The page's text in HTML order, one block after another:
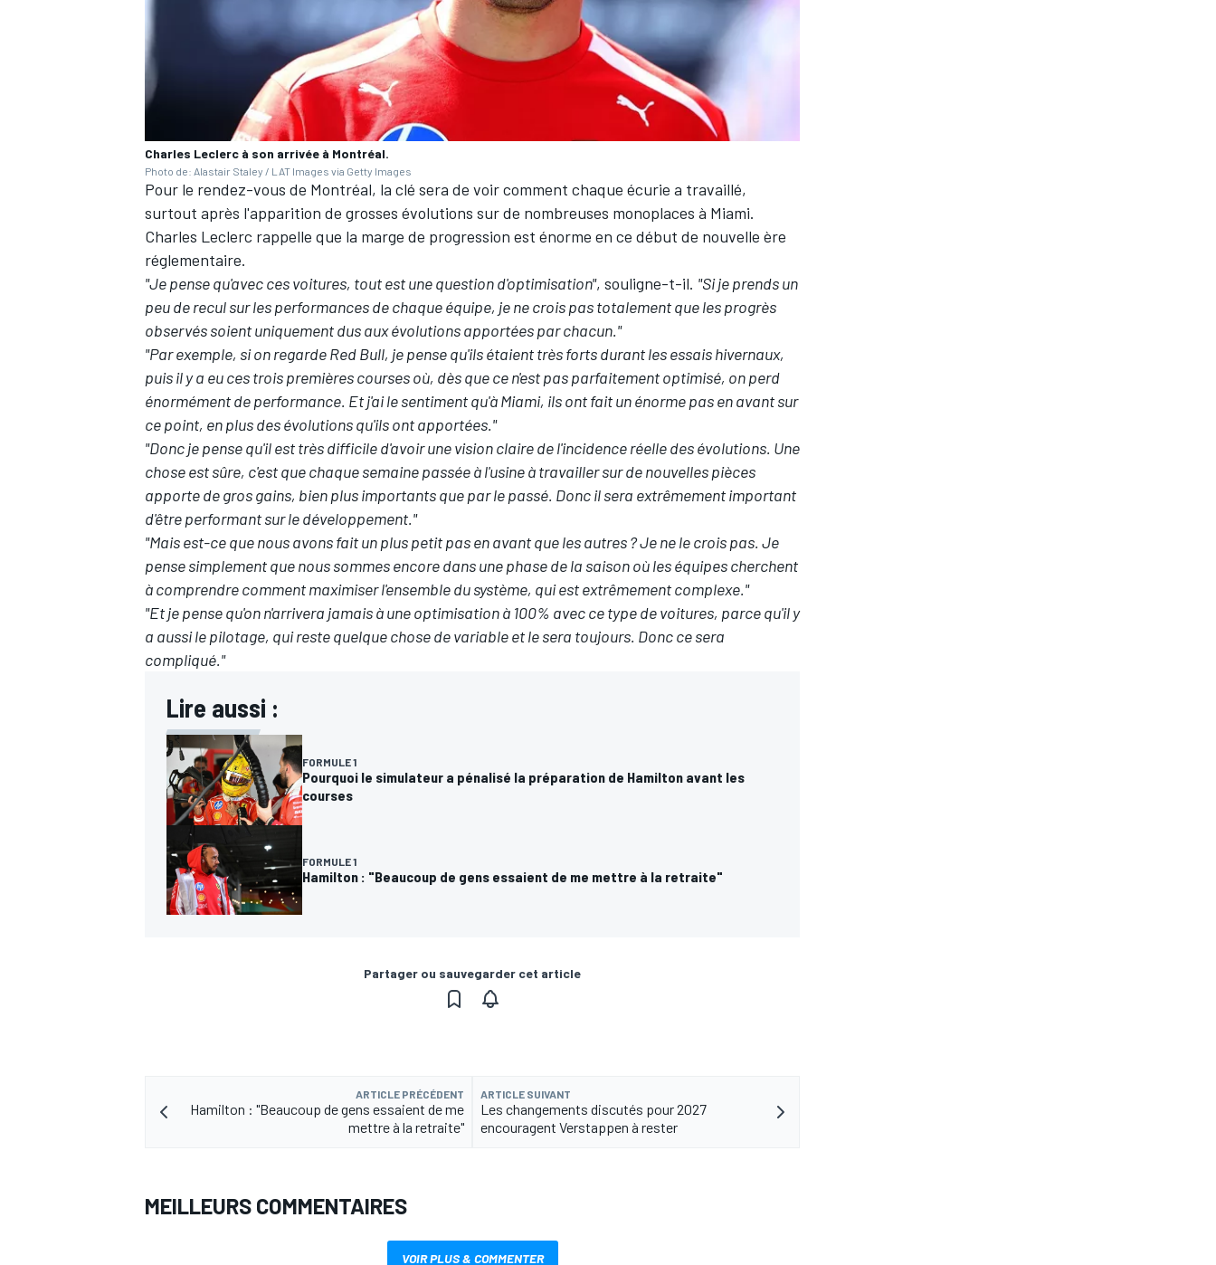
AUTRES CHAMPIONNATS
Charles Leclerc à son arrivée à Montréal.
Photo de: Alastair Staley / LAT Images via Getty Images
Pour le rendez-vous de Montréal, la clé sera de voir comment chaque écurie a travaillé,
surtout après l'apparition de grosses évolutions sur de nombreuses monoplaces à Miami.
Charles Leclerc rappelle que la marge de progression est énorme en ce début de nouvelle ère
réglementaire.
"Je pense qu'avec ces voitures, tout est une question d'optimisation", souligne-t-il. "Si je prends un
peu de recul sur les performances de chaque équipe, je ne crois pas totalement que les progrès
observés soient uniquement dus aux évolutions apportées par chacun."
"Par exemple, si on regarde Red Bull, je pense qu'ils étaient très forts durant les essais hivernaux,
puis il y a eu ces trois premières courses où, dès que ce n'est pas parfaitement optimisé, on perd
énormément de performance. Et j'ai le sentiment qu'à Miami, ils ont fait un énorme pas en avant sur
ce point, en plus des évolutions qu'ils ont apportées."
"Donc je pense qu'il est très difficile d'avoir une vision claire de l'incidence réelle des évolutions. Une
chose est sûre, c'est que chaque semaine passée à l'usine à travailler sur de nouvelles pièces
apporte de gros gains, bien plus importants que par le passé. Donc il sera extrêmement important
d'être performant sur le développement."
"Mais est-ce que nous avons fait un plus petit pas en avant que les autres ? Je ne le crois pas. Je
pense simplement que nous sommes encore dans une phase de la saison où les équipes cherchent
à comprendre comment maximiser l'ensemble du système, qui est extrêmement complexe."
"Et je pense qu'on n'arrivera jamais à une optimisation à 100% avec ce type de voitures, parce qu'il y
a aussi le pilotage, qui reste quelque chose de variable et le sera toujours. Donc ce sera
compliqué."
Lire aussi :
FORMULE 1
Pourquoi le simulateur a pénalisé la préparation de Hamilton avant les
courses
FORMULE 1
Hamilton : "Beaucoup de gens essaient de me mettre à la retraite"
Partager ou sauvegarder cet article
ARTICLE PRÉCÉDENT
Hamilton : "Beaucoup de gens essaient de me
mettre à la retraite"
ARTICLE SUIVANT
Les changements discutés pour 2027
encouragent Verstappen à rester
MEILLEURS COMMENTAIRES
VOIR PLUS & COMMENTER